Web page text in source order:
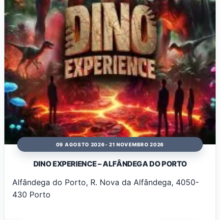
09 AGOSTO 2026- 21 NOVEMBRO 2026
DINO EXPERIENCE – ALFÂNDEGA DO PORTO
Alfândega do Porto, R. Nova da Alfândega, 4050-
430 Porto